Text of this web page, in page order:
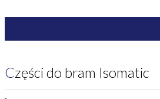
Części do bram Isomatic